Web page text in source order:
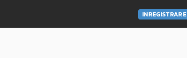
INREGISTRARE